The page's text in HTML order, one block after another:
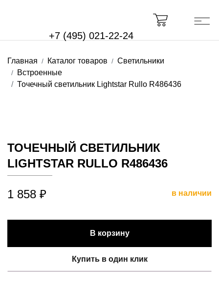
+7 (495) 021-22-24
Главная Каталог товаров
Светильники
Встроенные
Точечный светильник Lightstar Rullo R486436
ТОЧЕЧНЫЙ СВЕТИЛЬНИК
LIGHTSTAR RULLO R486436
1 858 ₽ в наличии
В корзину
Купить в один клик